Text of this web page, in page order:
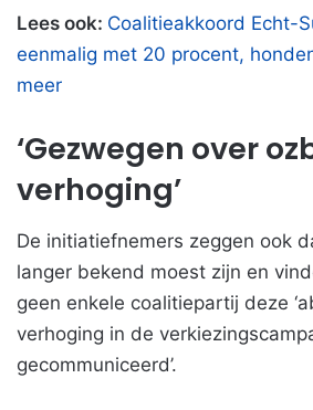
Lees ook: Coalitieakkoord Echt-
eenmalig met 20 procent,
meer
‘Gezwegen over
verhoging’
De initiatiefnemers zeggen ook
langer bekend moest zijn en
geen enkele coalitiepartij deze
verhoging in de
gecommuniceerd’.